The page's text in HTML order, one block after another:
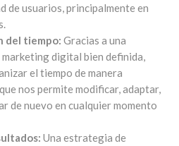
de usuarios, principalmente en
del tiempo: Gracias a una
digital bien definida,
el tiempo de manera
nos permite modificar, adaptar,
de nuevo en cualquier momento
Una estrategia de